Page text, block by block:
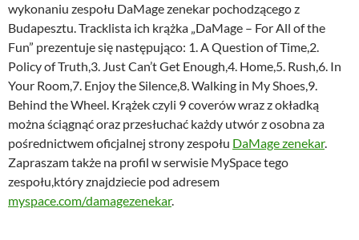
wykonaniu zespołu DaMage zenekar pochodzącego z
Budapesztu. Tracklista ich krążka „DaMage – For All of the
Fun” prezentuje się następująco: 1. A Question of Time,2.
Policy of Truth,3. Just Can’t Get Enough,4. Home,5. Rush,6. In
Your Room,7. Enjoy the Silence,8. Walking in My Shoes,9.
Behind the Wheel. Krążek czyli 9 coverów wraz z okładką
można ściągnąć oraz przesłuchać każdy utwór z osobna za
pośrednictwem oficjalnej strony zespołu DaMage zenekar.
Zapraszam także na profil w serwisie MySpace tego
zespołu,który znajdziecie pod adresem
myspace.com/damagezenekar.